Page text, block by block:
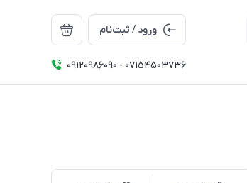
ورود / ثبت‌نام
09120986090 - 07154503736